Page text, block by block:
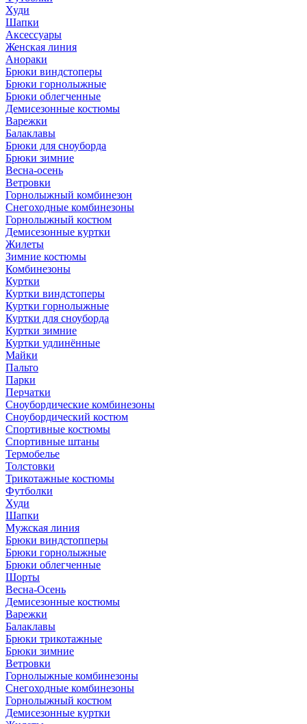
Худи
Шапки
Аксессуары
Женская линия
Анораки
Брюки виндстоперы
Брюки горнолыжные
Брюки облегченные
Демисезонные костюмы
Варежки
Балаклавы
Брюки для сноуборда
Брюки зимние
Весна-осень
Ветровки
Горнолыжный комбинезон
Снегоходные комбинезоны
Горнолыжный костюм
Демисезонные куртки
Жилеты
Зимние костюмы
Комбинезоны
Куртки
Куртки виндстоперы
Куртки горнолыжные
Куртки для сноуборда
Куртки зимние
Куртки удлинённые
Майки
Пальто
Парки
Перчатки
Сноубордические комбинезоны
Сноубордический костюм
Спортивные костюмы
Спортивные штаны
Термобелье
Толстовки
Трикотажные костюмы
Футболки
Худи
Шапки
Мужская линия
Брюки виндстопперы
Брюки горнолыжные
Брюки облегченные
Шорты
Весна-Осень
Демисезонные костюмы
Варежки
Балаклавы
Брюки трикотажные
Брюки зимние
Ветровки
Горнолыжные комбинезоны
Снегоходные комбинезоны
Горнолыжный костюм
Демисезонные куртки